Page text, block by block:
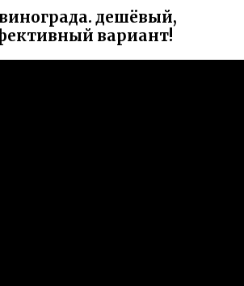
дешёвый,
вариант!